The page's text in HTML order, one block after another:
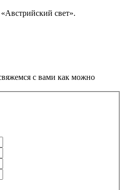
свет».
с вами как можно